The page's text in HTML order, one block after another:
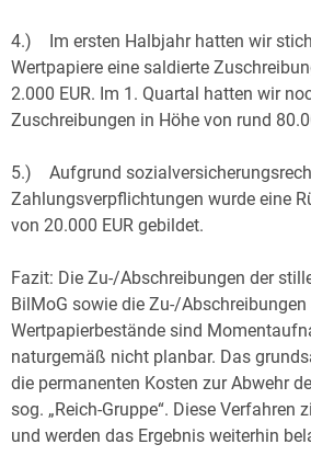
4.) Im ersten Halbjahr hatten wir
Wertpapiere eine saldierte
2.000 EUR. Im 1. Quartal hatten wir
Zuschreibungen in Höhe von rund
5.) Aufgrund
Zahlungsverpflichtungen wurde eine
von 20.000 EUR gebildet.
Fazit: Die Zu-/Abschreibungen der
BilMoG sowie die Zu-/
Wertpapierbestände sind
naturgemäß nicht planbar. Das
die permanenten Kosten zur Abwehr
sog. „Reich-Gruppe“. Diese Verfahren
und werden das Ergebnis weiterhin